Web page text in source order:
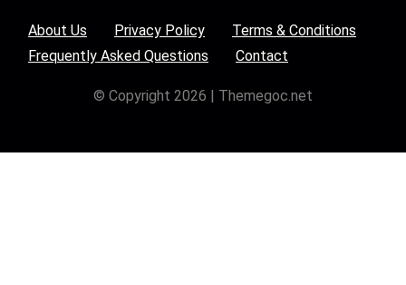
About Us Privacy Policy
Terms & Conditions
Frequently Asked Questions
Contact
© Copyright 2026 | Themegoc.net